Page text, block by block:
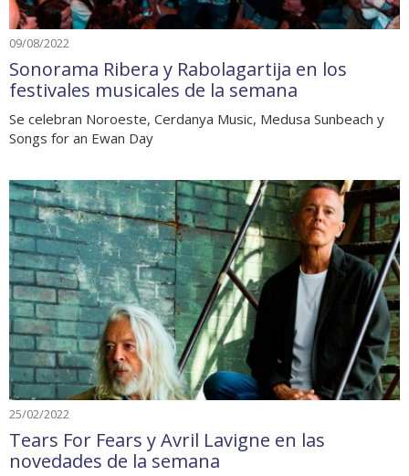
09/08/2022
Sonorama Ribera y Rabolagartija en los
festivales musicales de la semana
Se celebran Noroeste, Cerdanya Music, Medusa Sunbeach y
Songs for an Ewan Day
25/02/2022
Tears For Fears y Avril Lavigne en las
novedades de la semana